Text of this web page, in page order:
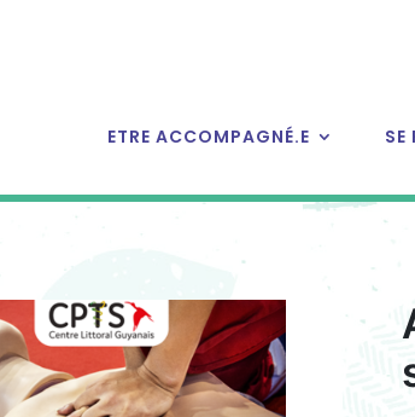
ETRE ACCOMPAGNÉ.E SE